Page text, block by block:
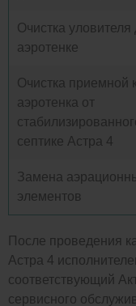
Очистка уловителя
аэротенке
Очистка приемной
аэротенка от
септике Астра 4
Замена
элементов
После проведения
Астра 4
соответствующий
сервисного